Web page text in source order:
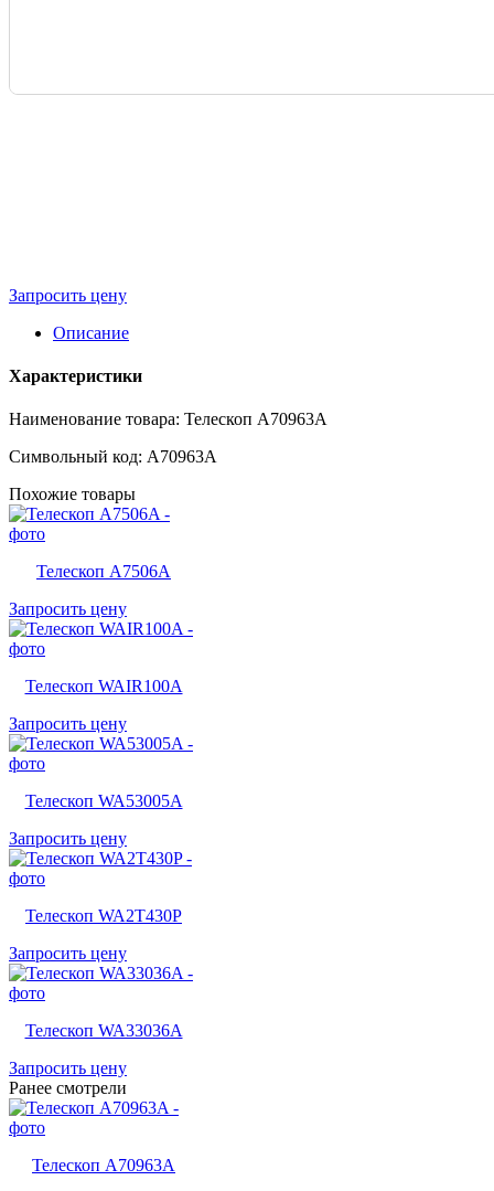
Запросить цену
Описание
Характеристики
Наименование товара: Телескоп A70963A
Символьный код: A70963A
Похожие товары
Телескоп A7506A
Запросить цену
Телескоп WAIR100A
Запросить цену
Телескоп WA53005A
Запросить цену
Телескоп WA2T430P
Запросить цену
Телескоп WA33036A
Запросить цену
Ранее смотрели
Телескоп A70963A